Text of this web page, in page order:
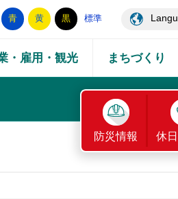
青 黄 黒 標準
・雇用・観光 まちづくり
防災情報 休